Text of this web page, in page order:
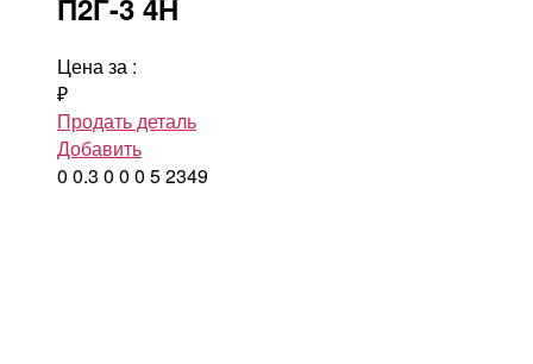
П2Г-3 4Н
Цена за :
₽
Продать деталь
Добавить
0 0.3 0 0 0 52349